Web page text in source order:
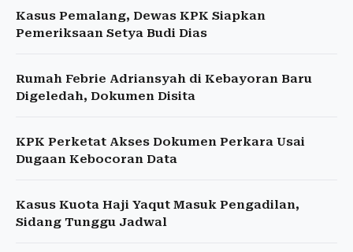
Kasus Pemalang, Dewas KPK Siapkan
Pemeriksaan Setya Budi Dias
Rumah Febrie Adriansyah di Kebayoran Baru
Digeledah, Dokumen Disita
KPK Perketat Akses Dokumen Perkara Usai
Dugaan Kebocoran Data
Kasus Kuota Haji Yaqut Masuk Pengadilan,
Sidang Tunggu Jadwal